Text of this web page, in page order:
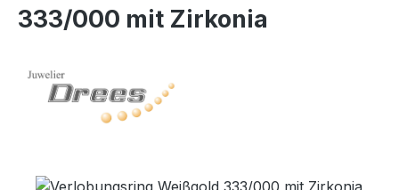
333/000 mit Zirkonia